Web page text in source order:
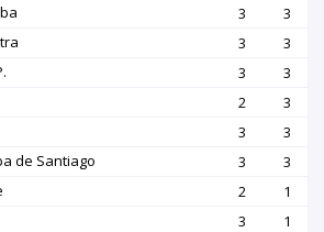
3
3
3
3
3
3
2
3
3
3
de Santiago 3
3
2
1
3 1